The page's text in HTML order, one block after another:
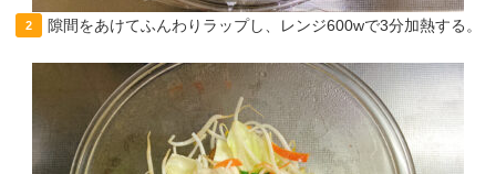
2 隙間をあけてふんわりラップし、レンジ600wで3分加熱する。